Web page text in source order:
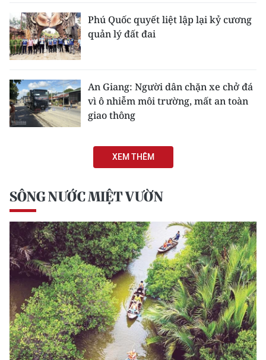
Phú Quốc quyết liệt lập lại kỷ cương
quản lý đất đai
An Giang: Người dân chặn xe chở đá
vì ô nhiễm môi trường, mất an toàn
giao thông
XEM THÊM
SÔNG NƯỚC MIỆT VƯỜN